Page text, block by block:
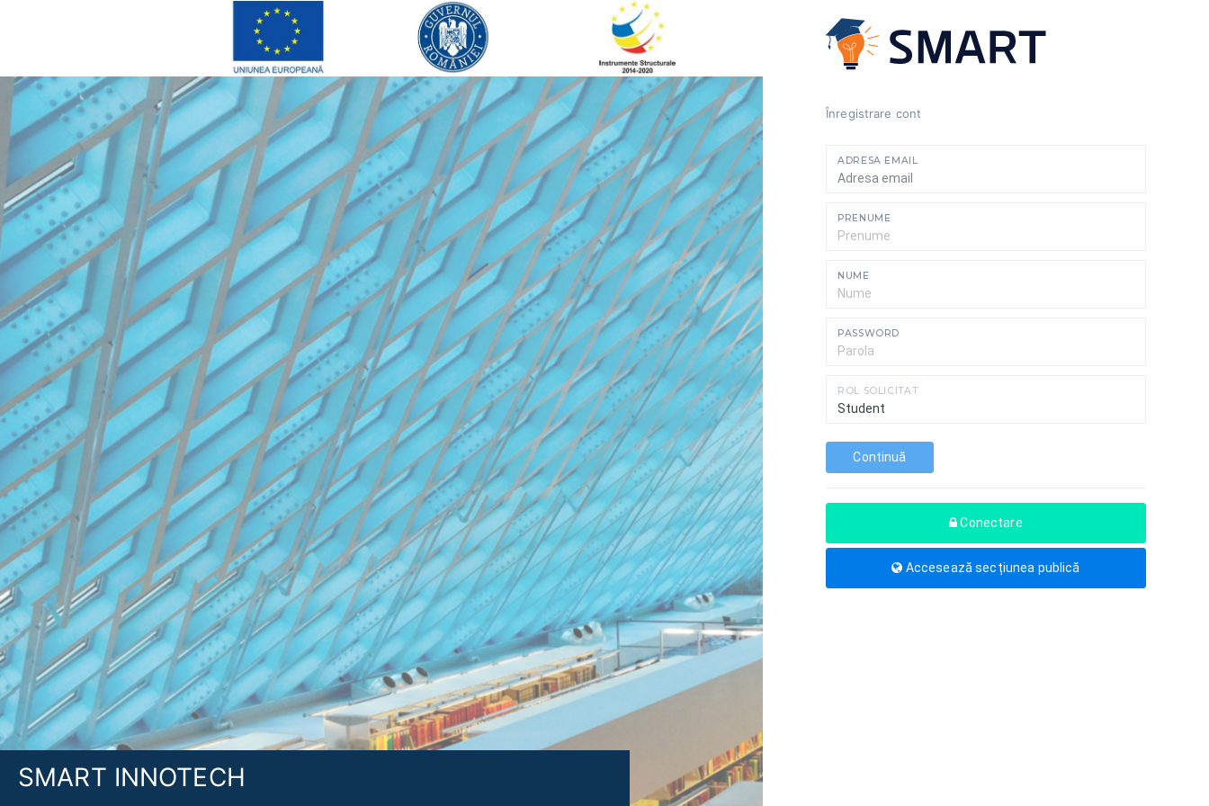
SMART INNOTECH
Înregistrare cont
ADRESA EMAIL
PRENUME
NUME
PASSWORD
ROL SOLICITAT
Continuă
Conectare
Accesează secțiunea publică